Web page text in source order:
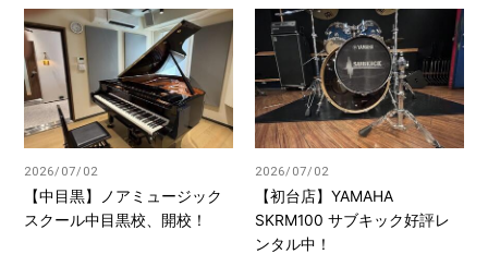
2026/07/02
【中目黒】ノアミュージック
スクール中目黒校、開校！
2026/07/02
【初台店】YAMAHA
SKRM100 サブキック好評レ
ンタル中！